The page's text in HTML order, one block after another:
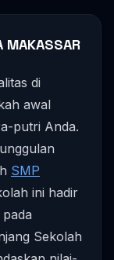
MAKASSAR
di
awal
putri Anda.
SMP
ini hadir
Sekolah